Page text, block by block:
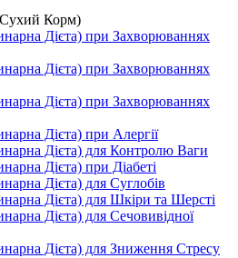
Корм)
Дієта) при Захворюваннях
Дієта) при Захворюваннях
Дієта) при Захворюваннях
Дієта) при Алергії
Дієта) для Контролю Ваги
Дієта) при Діабеті
Дієта) для Суглобів
Дієта) для Шкіри та Шерсті
Дієта) для Сечовивідної
Дієта) для Зниження Стресу